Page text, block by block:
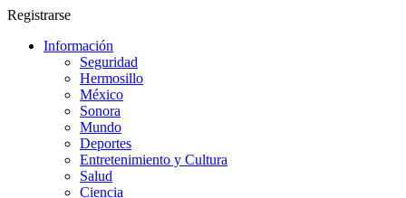
Registrarse
Información
Seguridad
Hermosillo
México
Sonora
Mundo
Deportes
Entretenimiento y Cultura
Salud
Ciencia